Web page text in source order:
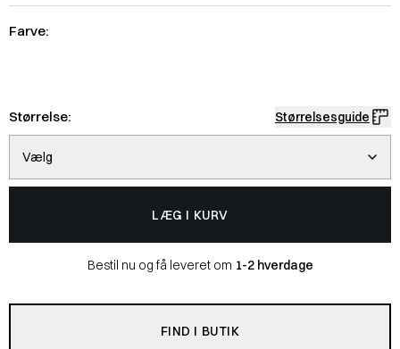
Farve:
Størrelse: Størrelsesguide
Vælg
LÆG I KURV
Bestil nu og få leveret om 1-2 hverdage
FIND I BUTIK